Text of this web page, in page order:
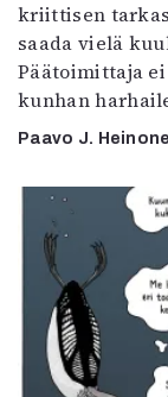
kriittisen
saada vielä
Päätoimittaja
kunhan
Paavo J.